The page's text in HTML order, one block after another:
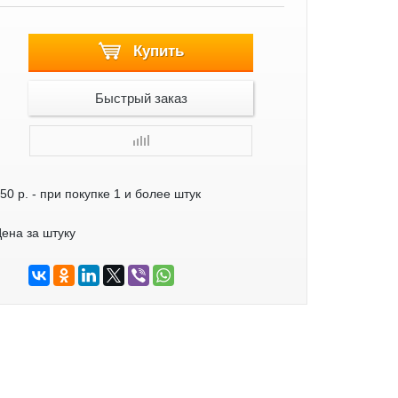
Купить
Быстрый заказ
р. - при покупке 1 и более штук
за штуку